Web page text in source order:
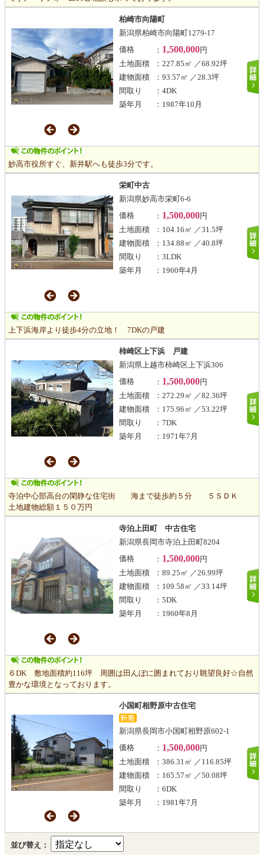
柏崎市向陽町
新潟県柏崎市向陽町1279-17
価格
： 1,500,000円
土地面積
：227.85㎡ ／68.92坪
建物面積
：93.57㎡ ／28.3坪
間取り
：4DK
築年月
：1987年10月
妙高市役所すぐ、新井駅へも徒歩3分です。
栄町中古
新潟県妙高市栄町6-6
価格
： 1,500,000円
土地面積
：104.16㎡ ／31.5坪
建物面積
：134.88㎡ ／40.8坪
間取り
：3LDK
築年月
：1960年4月
上下浜海岸より徒歩4分の立地！ 7DKの戸建
柿崎区上下浜 戸建
新潟県上越市柿崎区上下浜306
価格
： 1,500,000円
土地面積
：272.29㎡ ／82.36坪
建物面積
：175.96㎡ ／53.22坪
間取り
：7DK
築年月
：1971年7月
寺泊中心部高台の閑静な住宅街 海まで徒歩約５分 ５ＳＤＫ
土地建物総額１５０万円
寺泊上田町 中古住宅
新潟県長岡市寺泊上田町8204
価格
： 1,500,000円
土地面積
：89.25㎡ ／26.99坪
建物面積
：109.58㎡ ／33.14坪
間取り
：5DK
築年月
：1960年8月
６DK 敷地面積約116坪 周囲は田んぼに囲まれており眺望良好☆自然
豊かな環境となっております。
小国町相野原中古住宅
新潟県長岡市小国町相野原602-1
価格
： 1,500,000円
土地面積
：386.31㎡ ／116.85坪
建物面積
：165.57㎡ ／50.08坪
間取り
：6DK
築年月
：1981年7月
並び替え：